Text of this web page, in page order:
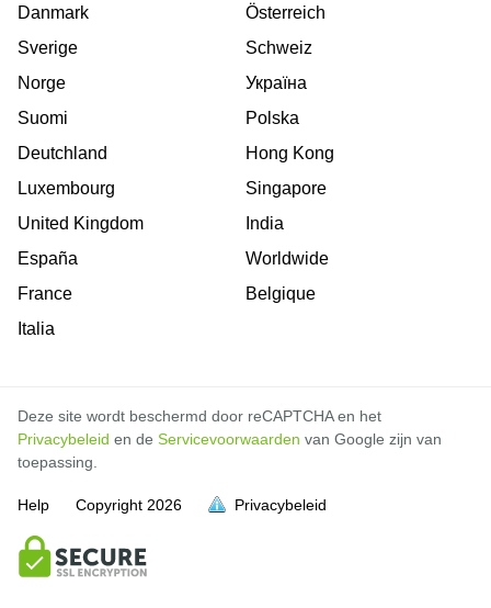
Danmark
Sverige
Norge
Suomi
Deutchland
Luxembourg
United Kingdom
España
France
Italia
Österreich
Schweiz
Україна
Polska
Hong Kong
Singapore
India
Worldwide
Belgique
Deze site wordt beschermd door reCAPTCHA en het
Privacybeleid en de Servicevoorwaarden van Google zijn van
toepassing.
Help Copyright 2026 Privacybeleid